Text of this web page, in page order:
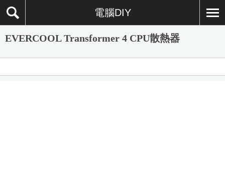
電腦DIY
EVERCOOL Transformer 4 CPU散熱器